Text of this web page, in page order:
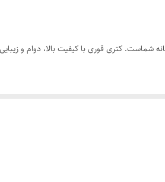
کتری قوری با کیفیت بالا، دوام و